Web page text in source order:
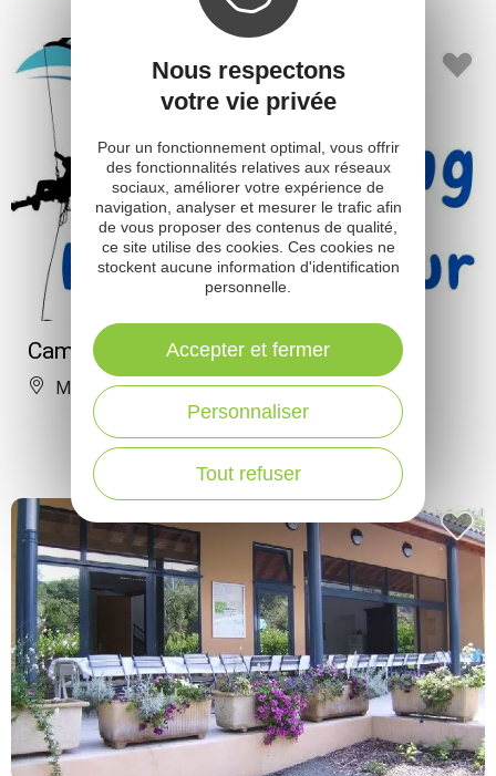
Camping Le Randonneur
Mostuéjouls
Nous respectons
votre vie privée
Pour un fonctionnement optimal, vous offrir
des fonctionnalités relatives aux réseaux
sociaux, améliorer votre expérience de
navigation, analyser et mesurer le trafic afin
de vous proposer des contenus de qualité,
ce site utilise des cookies. Ces cookies ne
stockent aucune information d'identification
personnelle.
Tout refuser
Personnaliser
Accepter et fermer